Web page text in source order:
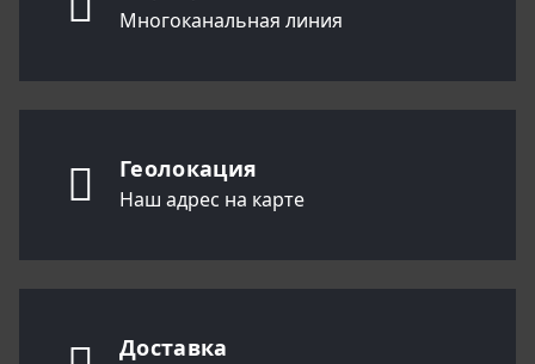
Многоканальная линия
Геолокация
Наш адрес на карте
Доставка